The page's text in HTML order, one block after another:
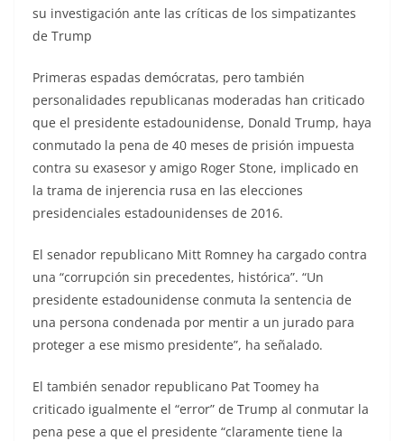
su investigación ante las críticas de los simpatizantes
de Trump
Primeras espadas demócratas, pero también
personalidades republicanas moderadas han criticado
que el presidente estadounidense, Donald Trump, haya
conmutado la pena de 40 meses de prisión impuesta
contra su exasesor y amigo Roger Stone, implicado en
la trama de injerencia rusa en las elecciones
presidenciales estadounidenses de 2016.
El senador republicano Mitt Romney ha cargado contra
una “corrupción sin precedentes, histórica”. “Un
presidente estadounidense conmuta la sentencia de
una persona condenada por mentir a un jurado para
proteger a ese mismo presidente”, ha señalado.
El también senador republicano Pat Toomey ha
criticado igualmente el “error” de Trump al conmutar la
pena pese a que el presidente “claramente tiene la